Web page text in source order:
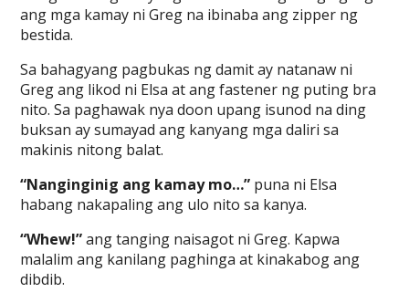
ang mga kamay ni Greg na ibinaba ang zipper ng
bestida.
Sa bahagyang pagbukas ng damit ay natanaw ni
Greg ang likod ni Elsa at ang fastener ng puting bra
nito. Sa paghawak nya doon upang isunod na ding
buksan ay sumayad ang kanyang mga daliri sa
makinis nitong balat.
“Nanginginig ang kamay mo…” puna ni Elsa
habang nakapaling ang ulo nito sa kanya.
“Whew!”ang tanging naisagot ni Greg. Kapwa
malalim ang kanilang paghinga at kinakabog ang
dibdib.